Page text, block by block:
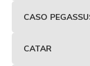
CASO
CATAR